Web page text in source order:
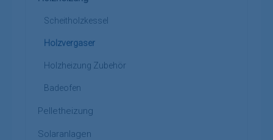
Scheitholzkessel
Holzvergaser
Holzheizung Zubehör
Badeofen
Pelletheizung
Solaranlagen